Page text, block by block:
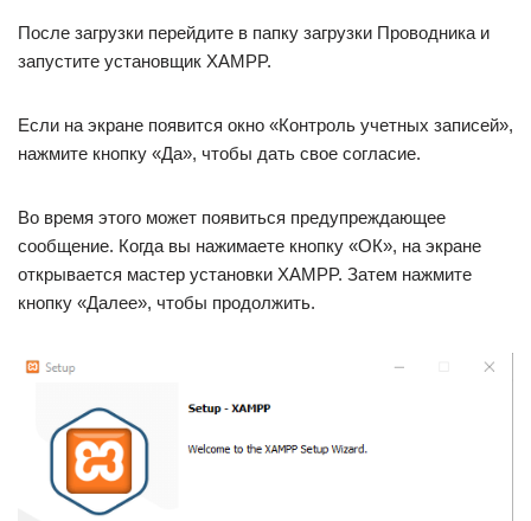
После загрузки перейдите в папку загрузки Проводника и
запустите установщик XAMPP.
Если на экране появится окно «Контроль учетных записей»,
нажмите кнопку «Да», чтобы дать свое согласие.
Во время этого может появиться предупреждающее
сообщение. Когда вы нажимаете кнопку «ОК», на экране
открывается мастер установки XAMPP. Затем нажмите
кнопку «Далее», чтобы продолжить.